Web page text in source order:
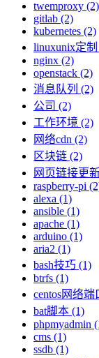
twemproxy (2)
gitlab (2)
kubernetes (2)
linuxunix定制
nginx (2)
openstack (2)
消息队列 (2)
公司 (2)
工作环境 (2)
网络cdn (2)
区块链 (2)
网页链接更
raspberry-pi
alexa (1)
ansible (1)
apache (1)
arduino (1)
aria2 (1)
bash技巧 (1)
btrfs (1)
centos网络端
bat脚本 (1)
phpmyadmin
cms (1)
ssdb (1)